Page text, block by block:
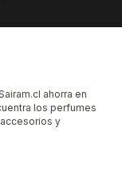
ahorra en
los perfumes
y